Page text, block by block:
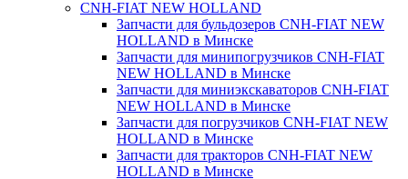
CNH-FIAT NEW HOLLAND
Запчасти для бульдозеров CNH-FIAT NEW
HOLLAND в Минске
Запчасти для минипогрузчиков CNH-FIAT
NEW HOLLAND в Минске
Запчасти для миниэкскаваторов CNH-FIAT
NEW HOLLAND в Минске
Запчасти для погрузчиков CNH-FIAT NEW
HOLLAND в Минске
Запчасти для тракторов CNH-FIAT NEW
HOLLAND в Минске